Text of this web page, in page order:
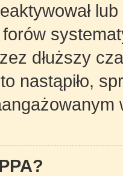
dłuższy
nastąpiło,